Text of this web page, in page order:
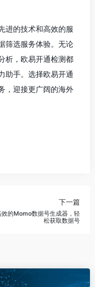
进的技术和高效的服
筛选服务体验。无论
析，欧易开通检测都
助手。选择欧易开通
，迎接更广阔的海外
下一篇
效的Momo数据号生成器，轻
松获取数据号